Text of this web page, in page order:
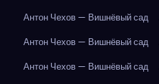
Антон Чехов — Вишнёвый сад
Антон Чехов — Вишнёвый сад
Антон Чехов — Вишнёвый сад